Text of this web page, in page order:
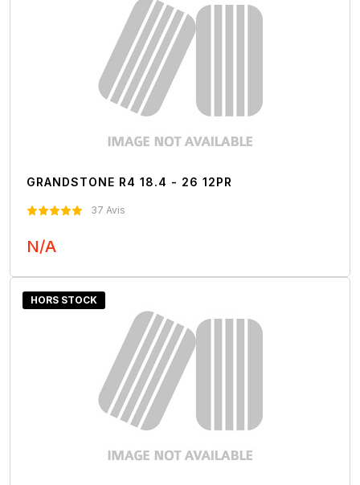
GRANDSTONE R4 18.4 - 26 12PR
37 Avis
N/A
HORS STOCK